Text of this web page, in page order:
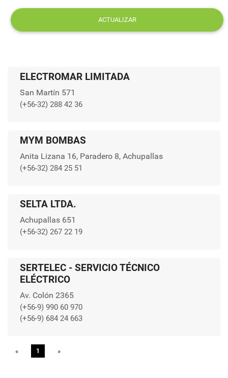
ACTUALIZAR
ELECTROMAR LIMITADA
San Martín 571
(+56-32) 288 42 36
MYM BOMBAS
Anita Lizana 16, Paradero 8, Achupallas
(+56-32) 284 25 51
SELTA LTDA.
Achupallas 651
(+56-32) 267 22 19
SERTELEC - SERVICIO TÉCNICO
ELÉCTRICO
Av. Colón 2365
(+56-9) 990 60 970
(+56-9) 684 24 663
« Previous
1 »